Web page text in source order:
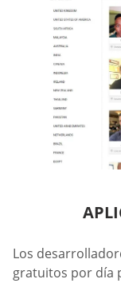
Los
gratuitos por día